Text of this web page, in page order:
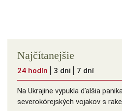
Najčítanejšie
24 hodín 3 dni 7 dní
Na Ukrajine vypukla ďalšia
severokórejských vojakov s